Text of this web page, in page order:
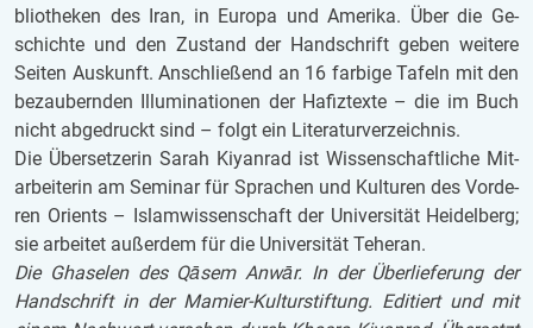
blio­the­ken des Iran, in Eu­ro­pa und Ame­ri­ka. Über die Ge­
schich­te und den Zu­stand der Hand­schrift geben wei­te­re
Sei­ten Aus­kunft. An­schlie­ßend an 16 far­bi­ge Ta­feln mit den
be­zau­bern­den Il­lu­mi­na­ti­o­nen der Ha­fiz­tex­te – die im Buch
nicht ab­ge­druckt sind – folgt ein Li­te­ra­tur­ver­zeich­nis.
Die Über­set­ze­rin Sarah Kiyan­rad ist Wis­sen­schaft­li­che Mit­
ar­bei­te­rin am Se­mi­nar für Spra­chen und Kul­tu­ren des Vor­de­
ren Ori­ents – Is­lam­wis­sen­schaft der Uni­ver­si­tät Hei­del­berg;
sie ar­bei­tet au­ßer­dem für die Uni­ver­si­tät Te­he­ran.
Die Gha­se­len des Qāsem Anwār. In der Über­lie­fe­rung der
Hand­schrift in der Ma­mier-Kul­tur­stif­tung. Edi­tiert und mit